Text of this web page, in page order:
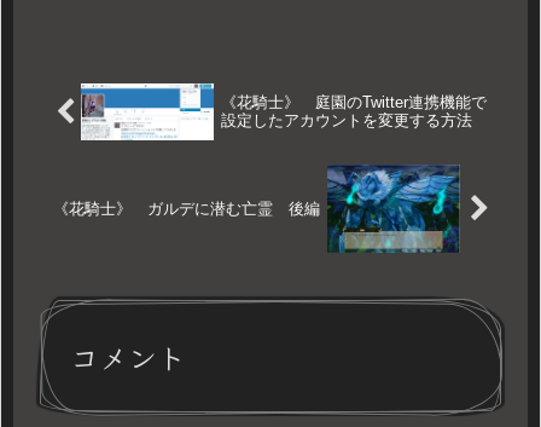
《花騎士》 庭園のTwitter連携機能で
設定したアカウントを変更する方法
《花騎士》 ガルデに潜む亡霊 後編
コメント